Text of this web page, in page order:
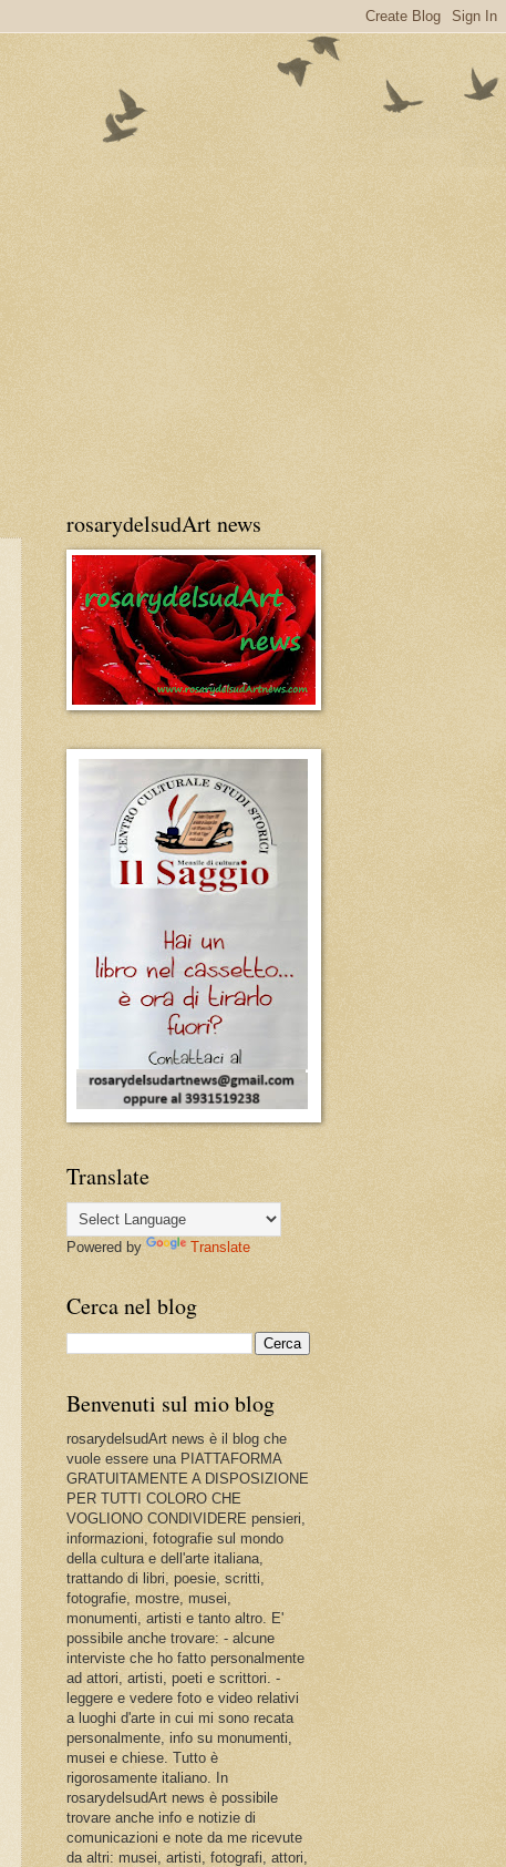
rosarydelsudArt news
Translate
Powered by Translate
Cerca nel blog
Benvenuti sul mio blog
rosarydelsudArt news è il blog che
vuole essere una PIATTAFORMA
GRATUITAMENTE A DISPOSIZIONE
PER TUTTI COLORO CHE
VOGLIONO CONDIVIDERE pensieri,
informazioni, fotografie sul mondo
della cultura e dell'arte italiana,
trattando di libri, poesie, scritti,
fotografie, mostre, musei,
monumenti, artisti e tanto altro. E'
possibile anche trovare: - alcune
interviste che ho fatto personalmente
ad attori, artisti, poeti e scrittori. -
leggere e vedere foto e video relativi
a luoghi d'arte in cui mi sono recata
personalmente, info su monumenti,
musei e chiese. Tutto è
rigorosamente italiano. In
rosarydelsudArt news è possibile
trovare anche info e notizie di
comunicazioni e note da me ricevute
da altri: musei, artisti, fotografi, attori,